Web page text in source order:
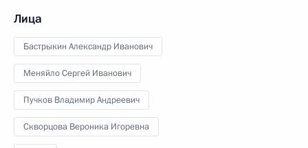
Лица
Бастрыкин Александр Иванович
Меняйло Сергей Иванович
Пучков Владимир Андреевич
Скворцова Вероника Игоревна